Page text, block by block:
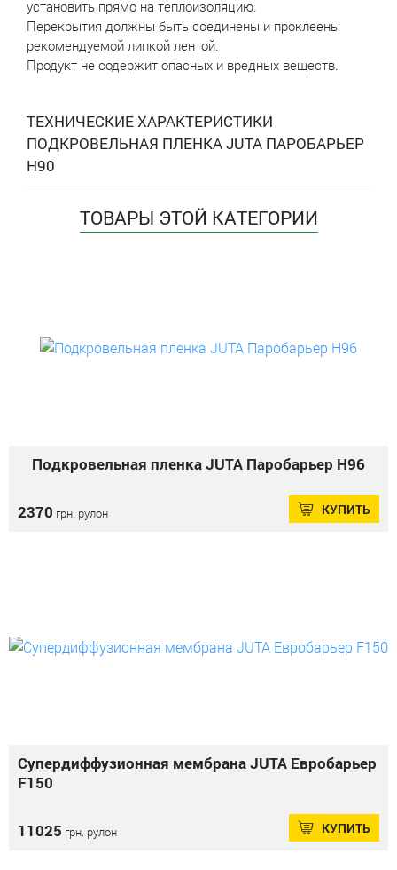
установить прямо на теплоизоляцию.
Перекрытия должны быть соединены и проклеены
рекомендуемой липкой лентой.
Продукт не содержит опасных и вредных веществ.
ТЕХНИЧЕСКИЕ ХАРАКТЕРИСТИКИ
ПОДКРОВЕЛЬНАЯ ПЛЕНКА JUTA ПАРОБАРЬЕР
Н90
ТОВАРЫ ЭТОЙ КАТЕГОРИИ
Подкровельная пленка JUTA Паробарьер Н96
2370 грн. рулон КУПИТЬ
Супердиффузионная мембрана JUTA Евробарьер
F150
11025 грн. рулон КУПИТЬ